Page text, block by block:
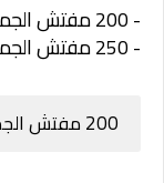
- 200 مفتش الجمارك من الدرجة الأولى
- 250 مفتش الجمارك من الدرجة الثانية
200 مفتش الجمارك من الدرجة الأولة